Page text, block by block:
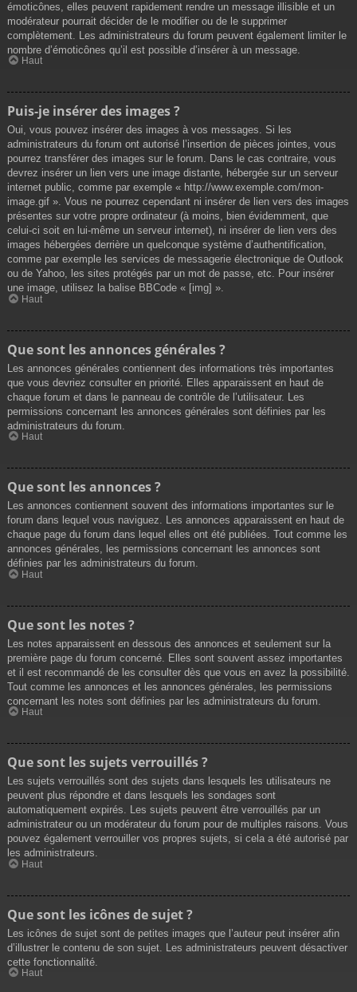
émoticônes, elles peuvent rapidement rendre un message illisible et un
modérateur pourrait décider de le modifier ou de le supprimer
complètement. Les administrateurs du forum peuvent également limiter le
nombre d’émoticônes qu’il est possible d’insérer à un message.
Haut
Puis-je insérer des images ?
Oui, vous pouvez insérer des images à vos messages. Si les
administrateurs du forum ont autorisé l’insertion de pièces jointes, vous
pourrez transférer des images sur le forum. Dans le cas contraire, vous
devrez insérer un lien vers une image distante, hébergée sur un serveur
internet public, comme par exemple « http://www.exemple.com/mon-
image.gif ». Vous ne pourrez cependant ni insérer de lien vers des images
présentes sur votre propre ordinateur (à moins, bien évidemment, que
celui-ci soit en lui-même un serveur internet), ni insérer de lien vers des
images hébergées derrière un quelconque système d’authentification,
comme par exemple les services de messagerie électronique de Outlook
ou de Yahoo, les sites protégés par un mot de passe, etc. Pour insérer
une image, utilisez la balise BBCode « [img] ».
Haut
Que sont les annonces générales ?
Les annonces générales contiennent des informations très importantes
que vous devriez consulter en priorité. Elles apparaissent en haut de
chaque forum et dans le panneau de contrôle de l’utilisateur. Les
permissions concernant les annonces générales sont définies par les
administrateurs du forum.
Haut
Que sont les annonces ?
Les annonces contiennent souvent des informations importantes sur le
forum dans lequel vous naviguez. Les annonces apparaissent en haut de
chaque page du forum dans lequel elles ont été publiées. Tout comme les
annonces générales, les permissions concernant les annonces sont
définies par les administrateurs du forum.
Haut
Que sont les notes ?
Les notes apparaissent en dessous des annonces et seulement sur la
première page du forum concerné. Elles sont souvent assez importantes
et il est recommandé de les consulter dès que vous en avez la possibilité.
Tout comme les annonces et les annonces générales, les permissions
concernant les notes sont définies par les administrateurs du forum.
Haut
Que sont les sujets verrouillés ?
Les sujets verrouillés sont des sujets dans lesquels les utilisateurs ne
peuvent plus répondre et dans lesquels les sondages sont
automatiquement expirés. Les sujets peuvent être verrouillés par un
administrateur ou un modérateur du forum pour de multiples raisons. Vous
pouvez également verrouiller vos propres sujets, si cela a été autorisé par
les administrateurs.
Haut
Que sont les icônes de sujet ?
Les icônes de sujet sont de petites images que l’auteur peut insérer afin
d’illustrer le contenu de son sujet. Les administrateurs peuvent désactiver
cette fonctionnalité.
Haut